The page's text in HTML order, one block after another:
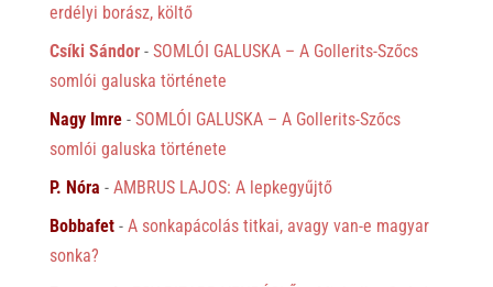
erdélyi borász, költő
Csíki Sándor- SOMLÓI GALUSKA – A Gollerits-Szőcs
somlói galuska története
Nagy Imre- SOMLÓI GALUSKA – A Gollerits-Szőcs
somlói galuska története
P. Nóra - AMBRUS LAJOS: A lepkegyűjtő
Bobbafet- A sonkapácolás titkai, avagy van-e magyar
sonka?